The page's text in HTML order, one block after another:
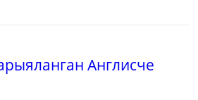
Англисче